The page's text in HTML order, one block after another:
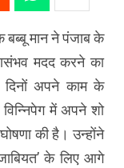
बब्बू मान ने पंजाब के
मदद करने का
दिनों अपने काम के
में अपने शो
की है। उन्होंने
के लिए आगे